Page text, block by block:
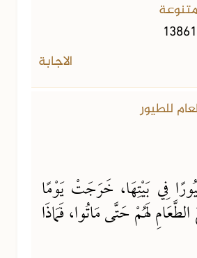
13861
الاجابة
للطيور
فِي بَيْتِهَا، خَرَجَتْ يَوْمًا
لَهُمْ حَتَّى مَاتُوا، فَمَاذَا